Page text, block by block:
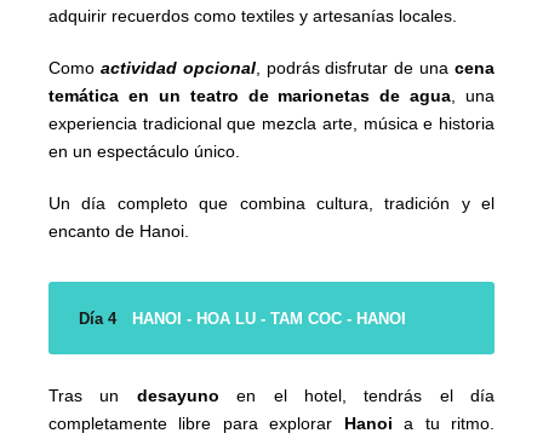
adquirir recuerdos como textiles y artesanías locales.
Como actividad opcional, podrás disfrutar de unacena
temática en un teatro de marionetas de agua, una
experiencia tradicional que mezcla arte, música e historia
en un espectáculo único.
Un día completo que combina cultura, tradición y el
encanto de Hanoi.
Día 4 HANOI - HOA LU - TAM COC - HANOI
Tras un desayuno en el hotel, tendrás el día
completamente libre para explorar Hanoi a tu ritmo.